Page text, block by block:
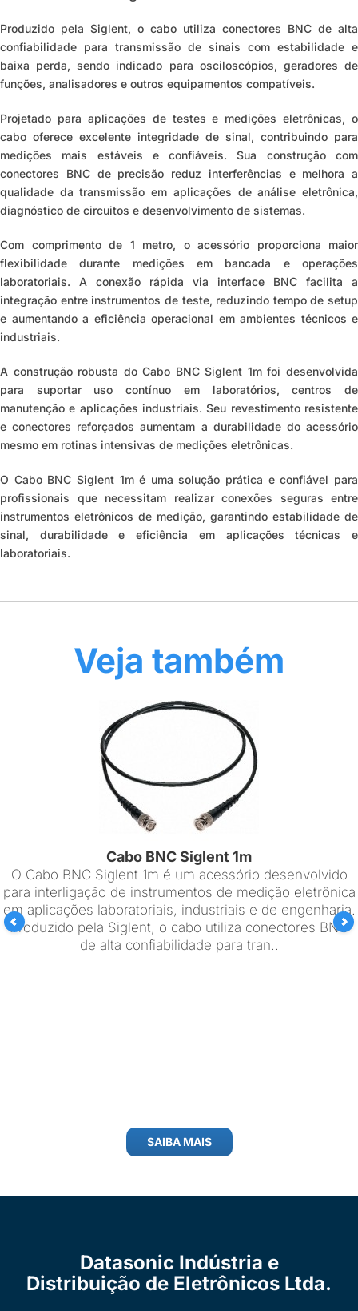
Produzido pela Siglent, o cabo utiliza conectores BNC de alta
confiabilidade para transmissão de sinais com estabilidade e
baixa perda, sendo indicado para osciloscópios, geradores de
funções, analisadores e outros equipamentos compatíveis.
Projetado para aplicações de testes e medições eletrônicas, o
cabo oferece excelente integridade de sinal, contribuindo para
medições mais estáveis e confiáveis. Sua construção com
conectores BNC de precisão reduz interferências e melhora a
qualidade da transmissão em aplicações de análise eletrônica,
diagnóstico de circuitos e desenvolvimento de sistemas.
Com comprimento de 1 metro, o acessório proporciona maior
flexibilidade durante medições em bancada e operações
laboratoriais. A conexão rápida via interface BNC facilita a
integração entre instrumentos de teste, reduzindo tempo de setup
e aumentando a eficiência operacional em ambientes técnicos e
industriais.
A construção robusta do Cabo BNC Siglent 1m foi desenvolvida
para suportar uso contínuo em laboratórios, centros de
manutenção e aplicações industriais. Seu revestimento resistente
e conectores reforçados aumentam a durabilidade do acessório
mesmo em rotinas intensivas de medições eletrônicas.
O Cabo BNC Siglent 1m é uma solução prática e confiável para
profissionais que necessitam realizar conexões seguras entre
instrumentos eletrônicos de medição, garantindo estabilidade de
sinal, durabilidade e eficiência em aplicações técnicas e
laboratoriais.
Veja também
Cabo BNC Siglent 1m
O Cabo BNC Siglent 1m é um acessório desenvolvido
para interligação de instrumentos de medição eletrônica
em aplicações laboratoriais, industriais e de engenharia.
Produzido pela Siglent, o cabo utiliza conectores BNC
de alta confiabilidade para tran..
SAIBA MAIS
Datasonic Indústria e
Distribuição de Eletrônicos Ltda.